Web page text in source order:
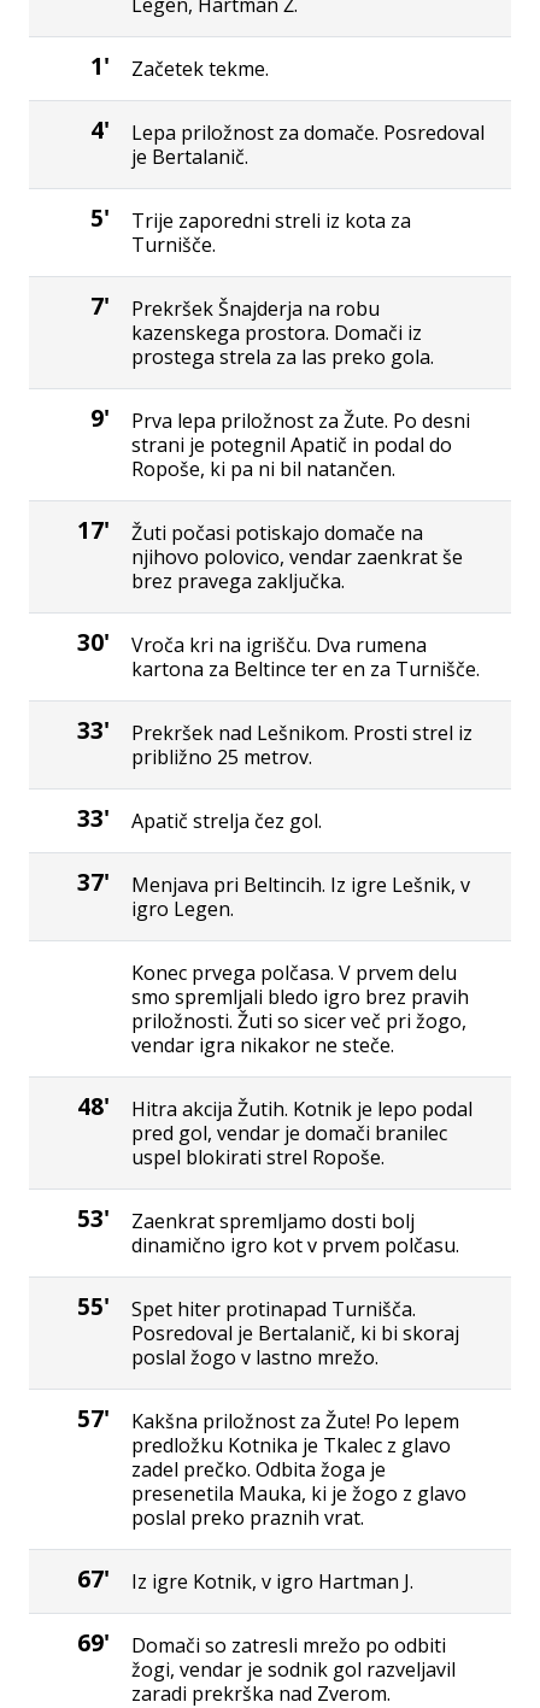
1' Začetek tekme.
4'
Lepa priložnost za domače. Posredoval
je Bertalanič.
5'
Trije zaporedni streli iz kota za
Turnišče.
7'
Prekršek Šnajderja na robu
kazenskega prostora. Domači iz
prostega strela za las preko gola.
9'
Prva lepa priložnost za Žute. Po desni
strani je potegnil Apatič in podal do
Ropoše, ki pa ni bil natančen.
17'
Žuti počasi potiskajo domače na
njihovo polovico, vendar zaenkrat še
brez pravega zaključka.
30'
Vroča kri na igrišču. Dva rumena
kartona za Beltince ter en za Turnišče.
33'
Prekršek nad Lešnikom. Prosti strel iz
približno 25 metrov.
33' Apatič strelja čez gol.
37'
Menjava pri Beltincih. Iz igre Lešnik, v
igro Legen.
Konec prvega polčasa. V prvem delu
smo spremljali bledo igro brez pravih
priložnosti. Žuti so sicer več pri žogo,
vendar igra nikakor ne steče.
48'
Hitra akcija Žutih. Kotnik je lepo podal
pred gol, vendar je domači branilec
uspel blokirati strel Ropoše.
53'
Zaenkrat spremljamo dosti bolj
dinamično igro kot v prvem polčasu.
55'
Spet hiter protinapad Turnišča.
Posredoval je Bertalanič, ki bi skoraj
poslal žogo v lastno mrežo.
57'
Kakšna priložnost za Žute! Po lepem
predložku Kotnika je Tkalec z glavo
zadel prečko. Odbita žoga je
presenetila Mauka, ki je žogo z glavo
poslal preko praznih vrat.
67' Iz igre Kotnik, v igro Hartman J.
69'
Domači so zatresli mrežo po odbiti
žogi, vendar je sodnik gol razveljavil
zaradi prekrška nad Zverom.